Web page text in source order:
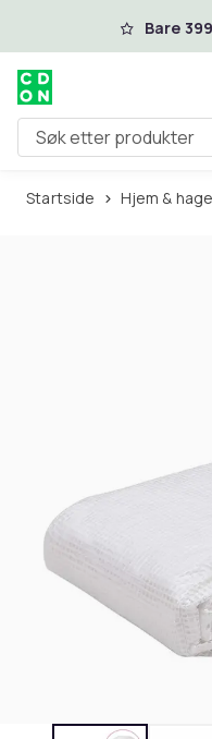
Hopp til Bare
Søk etter produkter
Startside Hjem & hage